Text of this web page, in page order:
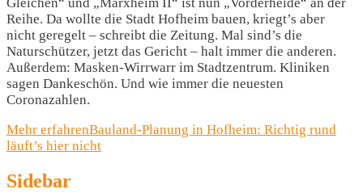
Reihe. Da wollte die Stadt Hofheim bauen, kriegt’s aber
nicht geregelt – schreibt die Zeitung. Mal sind’s die
Naturschützer, jetzt das Gericht – halt immer die anderen.
Außerdem: Masken-Wirrwarr im Stadtzentrum. Kliniken
sagen Dankeschön. Und wie immer die neuesten
Coronazahlen.
Mehr erfahrenBauland-Planung in Hofheim: Richtig rund
läuft’s hier nicht
Sidebar